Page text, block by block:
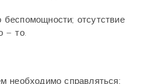
отсутствие
– то.
необходимо справляться;